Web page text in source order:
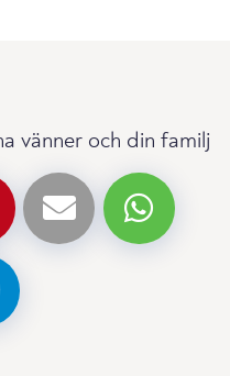
vänner och din familj